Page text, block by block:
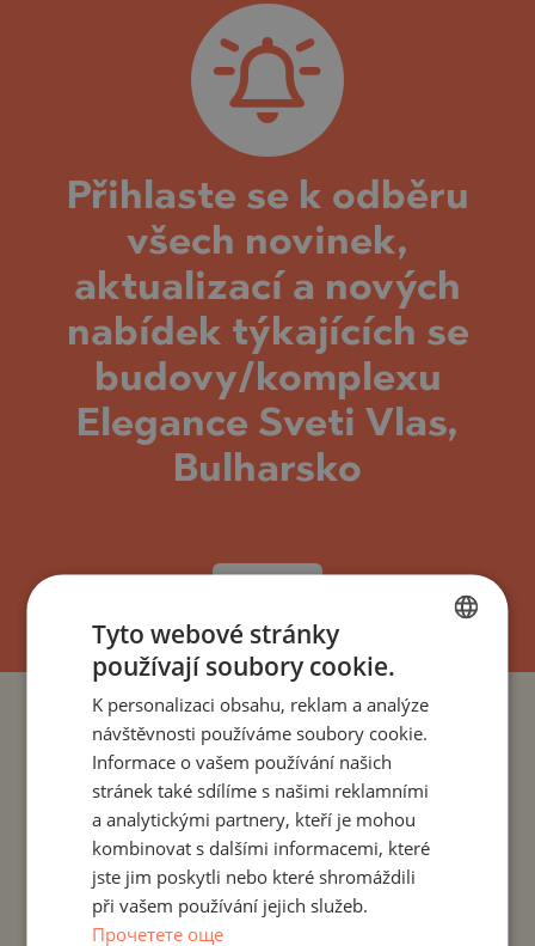
Přihlaste se k odběru
všech novinek,
aktualizací a nových
nabídek týkajících se
budovy/komplexu
Elegance Sveti Vlas,
Bulharsko
PROJEKTY A NEMOVITOSTI PODLE ZEMÍ
PROJEKTY A NEMOVITOSTI PODLE OBYTNÉHO MÍSTA
PROJEKTY A NEMOVITOSTI PODLE TYPU NEMOVITOSTI
PROJEKTY A NEMOVITOSTI PODLE REGIONU
BULGARIAN
ENGLISH
GERMAN
FRENCH
POLISH
Tyto webové stránky
používají soubory cookie.
K personalizaci obsahu, reklam a analýze
návštěvnosti používáme soubory cookie.
Informace o vašem používání našich
stránek také sdílíme s našimi reklamními
a analytickými partnery, kteří je mohou
kombinovat s dalšími informacemi, které
jste jim poskytli nebo které shromáždili
při vašem používání jejich služeb.
Прочетете още